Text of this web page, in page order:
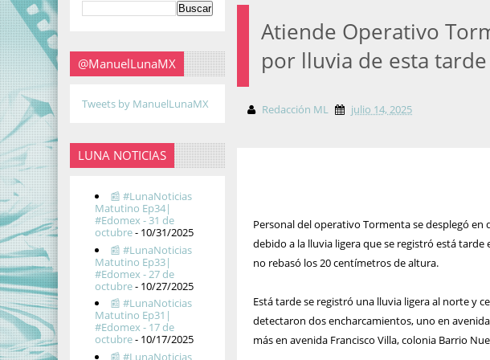
@ManuelLunaMX
Tweets by ManuelLunaMX
LUNA NOTICIAS
📰 #LunaNoticias
Matutino Ep34|
#Edomex - 31 de
octubre- 10/31/2025
📰 #LunaNoticias
Matutino Ep33|
#Edomex - 27 de
octubre- 10/27/2025
📰 #LunaNoticias
Matutino Ep31|
#Edomex - 17 de
octubre- 10/17/2025
📰 #LunaNoticias
Atiende Operativo
por lluvia de esta tarde
Redacción ML julio 14, 2025
Personal del operativo Tormenta se desplegó
debido a la lluvia ligera que se registró está
no rebasó los 20 centímetros de altura.
Está tarde se registró una lluvia ligera al norte y
detectaron dos encharcamientos, uno en
más en avenida Francisco Villa, colonia Barrio